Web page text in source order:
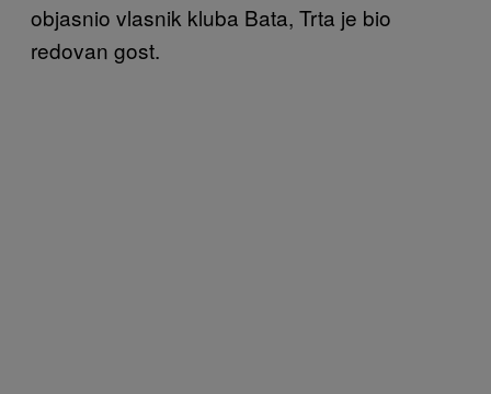
objasnio vlasnik kluba Bata, Trta je bio
redovan gost.